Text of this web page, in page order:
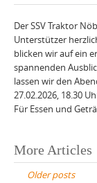
Der SSV Traktor
Unterstützer
blicken wir auf ein
spannenden
lassen wir den
27.02.2026, 18.30
Für Essen und
Posts
navigation
More Articles
Older posts